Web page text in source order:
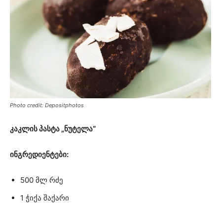
Photo credit: Depositphotos
კაკლის პასტა „ნუტელა“
ინგრედიენტები:
500 მლ რძე
1 ჭიქა შაქარი